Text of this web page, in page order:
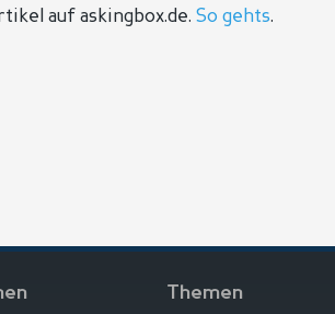
auf askingbox.de.So gehts.
Themen